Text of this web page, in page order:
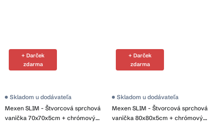
+ Darček
zdarma
Mexen SLIM - Štvorcová sprchová
vanička 70x70x5cm + chrómový
Skladom u dodávateľa
+ Darček
zdarma
Mexen SLIM - Štvorcová sprchová
vanička 80x80x5cm + chrómový
Priemerné
produktu
je
Skladom u dodávateľa